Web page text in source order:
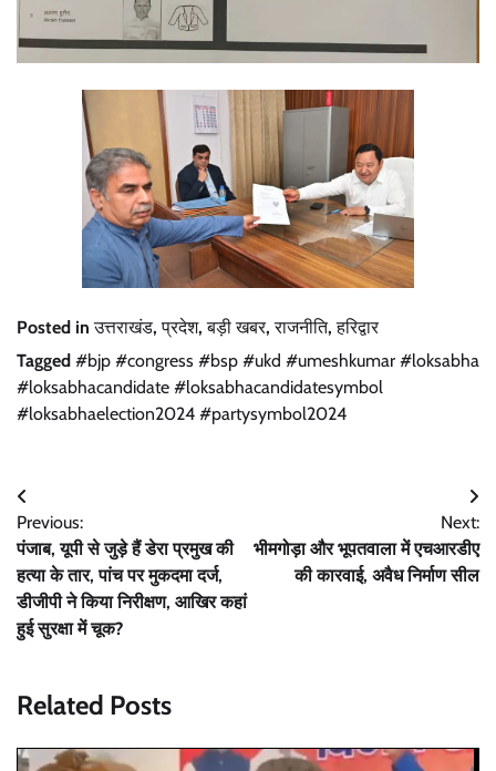
Posted inउत्तराखंड,प्रदेश,बड़ी खबर,राजनीति,हरिद्वार
Tagged #bjp #congress #bsp #ukd #umeshkumar #loksabha
#loksabhacandidate #loksabhacandidatesymbol
#loksabhaelection2024 #partysymbol2024
Post
navigation
Previous:
पंजाब, यूपी से जुड़े हैं डेरा प्रमुख की
हत्या के तार, पांच पर मुकदमा दर्ज,
डीजीपी ने किया निरीक्षण, आखिर कहां
हुई सुरक्षा में चूक?
Next:
भीमगोड़ा और भूपतवाला में एचआरडीए
की कारवाई, अवैध निर्माण सील
Related Posts